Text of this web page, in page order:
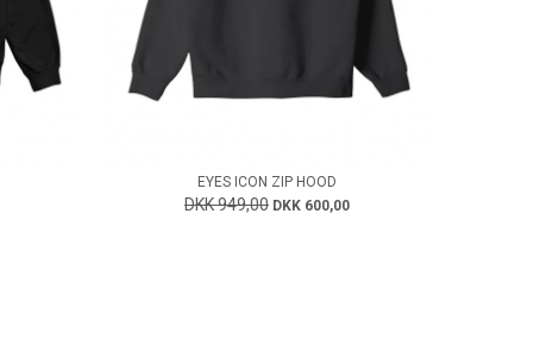
EYES ICON ZIP HOOD
DKK 949,00 DKK 600,00